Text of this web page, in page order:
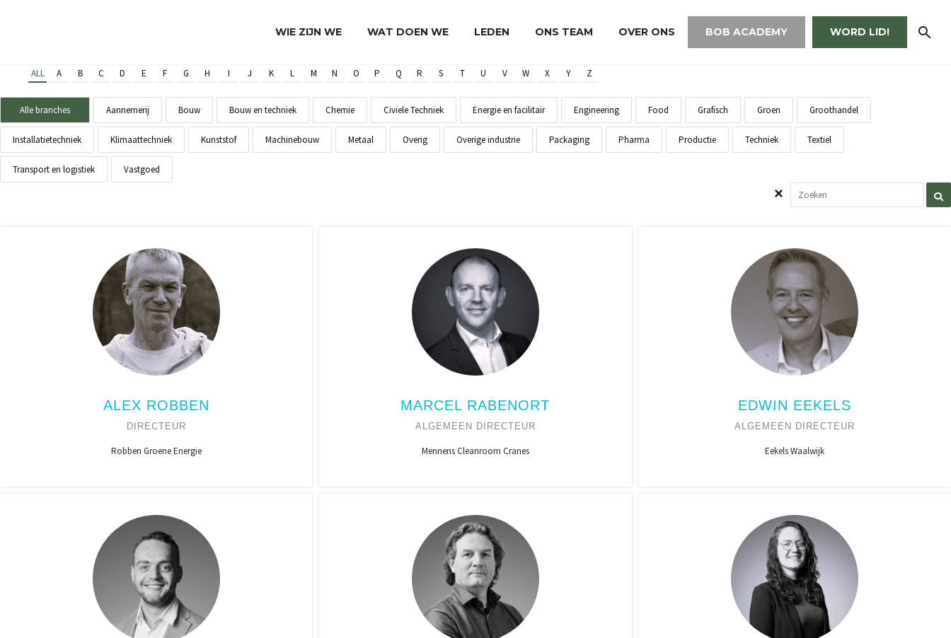
WIE ZIJN WE WAT DOEN WE LEDEN ONS TEAM OVER ONS BOB ACADEMY WORD LID!
ALL A B C D E F G H I J K L M N O P Q R S T U V W X Y Z
Alle branches Aannemerij Bouw Bouw en techniek Chemie Civiele Techniek Energie en facilitair Engineering Food Grafisch Groen Groothandel
Installatietechniek Klimaattechniek Kunststof Machinebouw Metaal Overig Overige industrie Packaging Pharma Productie Techniek Textiel
Transport en logistiek Vastgoed
ALEX ROBBEN
DIRECTEUR
Robben Groene Energie
MARCEL RABENORT
ALGEMEEN DIRECTEUR
Mennens Cleanroom Cranes
EDWIN EEKELS
ALGEMEEN DIRECTEUR
Eekels Waalwijk